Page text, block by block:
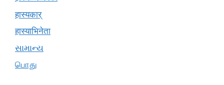
हास्यकार्
हास्याभिनेता
સામાન્ય
பொது